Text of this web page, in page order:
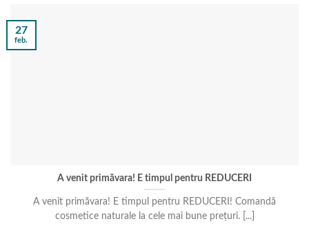
A venit primăvara! E timpul pentru REDUCERI
A venit primăvara! E timpul pentru REDUCERI! Comandă
cosmetice naturale la cele mai bune prețuri. [...]
27
feb.